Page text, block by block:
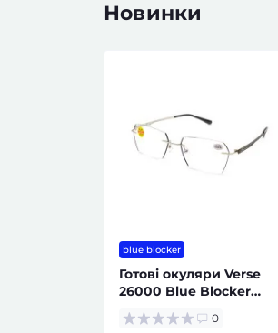
Новинки
blue blocker
Готові окуляри Verse
26000 Blue Blocker
жіночі
0